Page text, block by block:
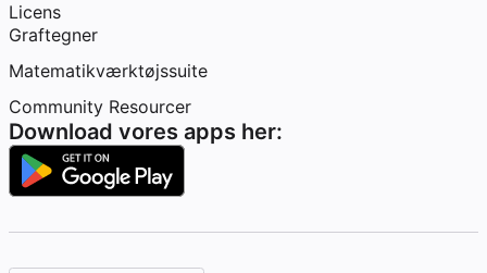
Licens
Graftegner
Matematikværktøjssuite
Community Resourcer
Download vores apps her: